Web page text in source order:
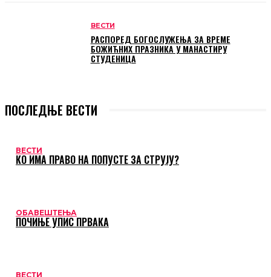
ВЕСТИ
РАСПОРЕД БОГОСЛУЖЕЊА ЗА ВРЕМЕ
БОЖИЋНИХ ПРАЗНИКА У МАНАСТИРУ
СТУДЕНИЦА
ПОСЛЕДЊЕ ВЕСТИ
ВЕСТИ
КО ИМА ПРАВО НА ПОПУСТЕ ЗА СТРУЈУ?
ОБАВЕШТЕЊА
ПОЧИЊЕ УПИС ПРВАКА
ВЕСТИ